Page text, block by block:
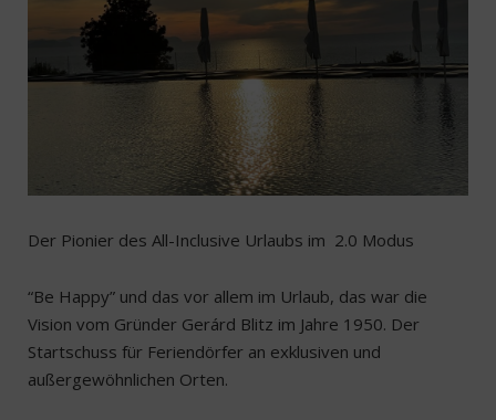
Der Pionier des All-Inclusive Urlaubs im 2.0 Modus
“Be Happy” und das vor allem im Urlaub, das war die
Vision vom Gründer Gerárd Blitz im Jahre 1950. Der
Startschuss für Feriendörfer an exklusiven und
außergewöhnlichen Orten.